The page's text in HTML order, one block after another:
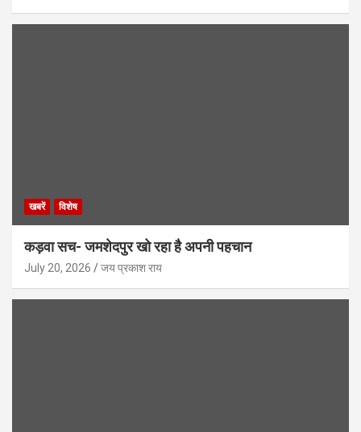
खबरें विशेष
कड़वा सच- जमशेदपुर खो रहा है अपनी पहचान
July 20, 2026 जय प्रकाश राय